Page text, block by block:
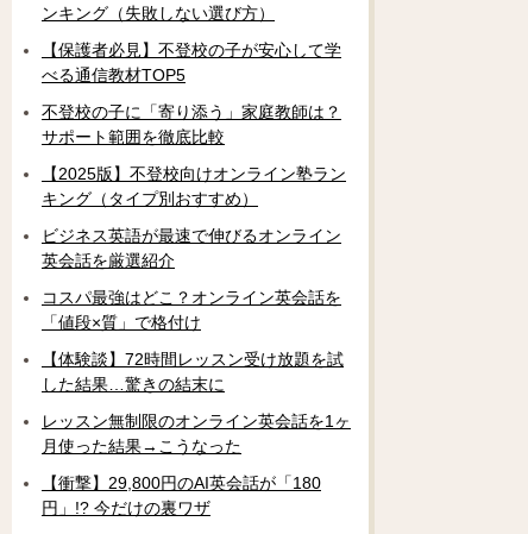
ンキング（失敗しない選び方）
【保護者必見】不登校の子が安心して学
べる通信教材TOP5
不登校の子に「寄り添う」家庭教師は？
サポート範囲を徹底比較
【2025版】不登校向けオンライン塾ラン
キング（タイプ別おすすめ）
ビジネス英語が最速で伸びるオンライン
英会話を厳選紹介
コスパ最強はどこ？オンライン英会話を
「値段×質」で格付け
【体験談】72時間レッスン受け放題を試
した結果…驚きの結末に
レッスン無制限のオンライン英会話を1ヶ
月使った結果→こうなった
【衝撃】29,800円のAI英会話が「180
円」!? 今だけの裏ワザ